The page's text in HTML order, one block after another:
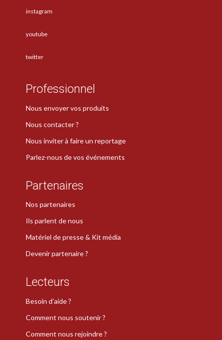
instagram
youtube
twitter
Professionnel
Nous envoyer vos produits
Nous contacter ?
Nous inviter à faire un reportage
Parlez-nous de vos événements
Partenaires
Nos partenaires
Ils parlent de nous
Matériel de presse & Kit média
Devenir partenaire ?
Lecteurs
Besoin d’aide ?
Comment nous soutenir ?
Comment nous rejoindre ?